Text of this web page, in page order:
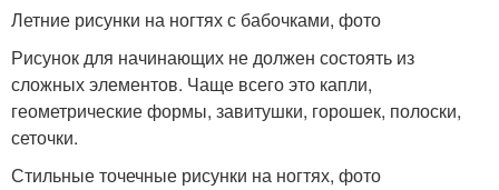
Летние рисунки на ногтях с бабочками, фото
Рисунок для начинающих не должен состоять из
сложных элементов. Чаще всего это капли,
геометрические формы, завитушки, горошек, полоски,
сеточки.
Стильные точечные рисунки на ногтях, фото